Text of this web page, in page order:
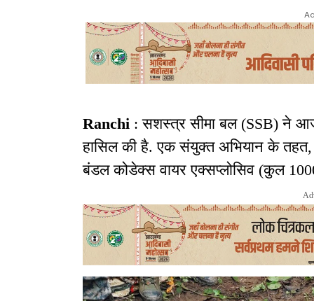
Ranchi : सशस्त्र सीमा बल (SSB) ने
हासिल की है. एक संयुक्त अभियान के तहत,
बंडल कोडेक्स वायर एक्सप्लोसिव (कुल